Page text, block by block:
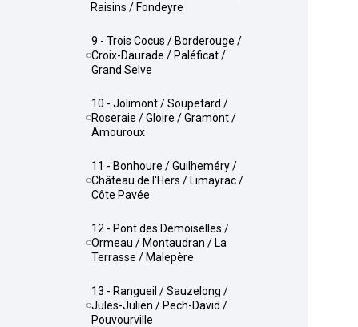
Raisins / Fondeyre
9 - Trois Cocus / Borderouge /
Croix-Daurade / Paléficat /
Grand Selve
10 - Jolimont / Soupetard /
Roseraie / Gloire / Gramont /
Amouroux
11 - Bonhoure / Guilheméry /
Château de l'Hers / Limayrac /
Côte Pavée
12 - Pont des Demoiselles /
Ormeau / Montaudran / La
Terrasse / Malepère
13 - Rangueil / Sauzelong /
Jules-Julien / Pech-David /
Pouvourville